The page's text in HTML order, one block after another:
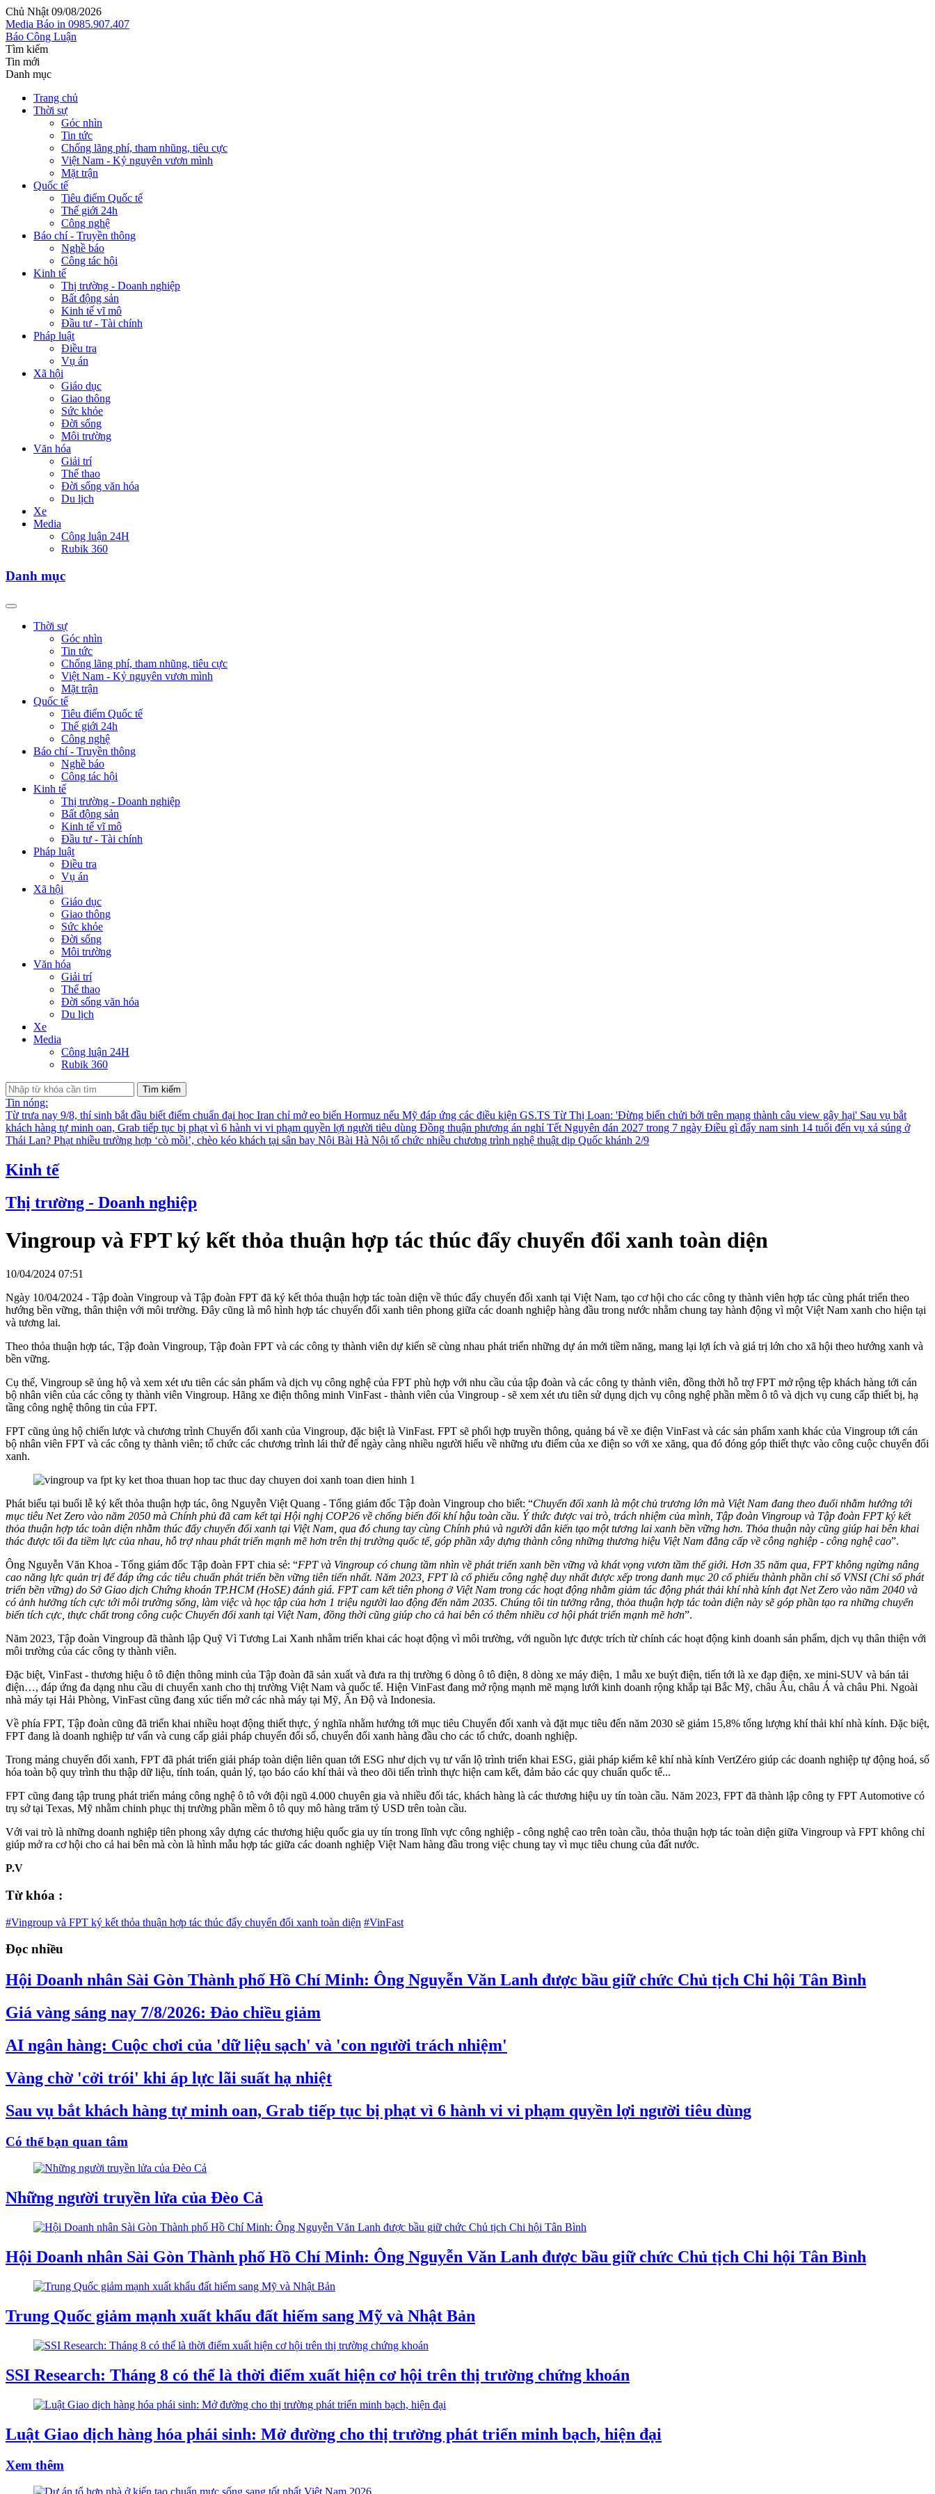
Chủ Nhật 09/08/2026
Media Báo in 0985.907.407
Báo Công Luận
Tìm kiếm
Tin mới
Danh mục
Trang chủ
Thời sự
Góc nhìn
Tin tức
Chống lãng phí, tham nhũng, tiêu cực
Việt Nam - Kỷ nguyên vươn mình
Mặt trận
Quốc tế
Tiêu điểm Quốc tế
Thế giới 24h
Công nghệ
Báo chí - Truyền thông
Nghề báo
Công tác hội
Kinh tế
Thị trường - Doanh nghiệp
Bất động sản
Kinh tế vĩ mô
Đầu tư - Tài chính
Pháp luật
Điều tra
Vụ án
Xã hội
Giáo dục
Giao thông
Sức khỏe
Đời sống
Môi trường
Văn hóa
Giải trí
Thể thao
Đời sống văn hóa
Du lịch
Xe
Media
Công luận 24H
Rubik 360
Danh mục
Thời sự
Góc nhìn
Tin tức
Chống lãng phí, tham nhũng, tiêu cực
Việt Nam - Kỷ nguyên vươn mình
Mặt trận
Quốc tế
Tiêu điểm Quốc tế
Thế giới 24h
Công nghệ
Báo chí - Truyền thông
Nghề báo
Công tác hội
Kinh tế
Thị trường - Doanh nghiệp
Bất động sản
Kinh tế vĩ mô
Đầu tư - Tài chính
Pháp luật
Điều tra
Vụ án
Xã hội
Giáo dục
Giao thông
Sức khỏe
Đời sống
Môi trường
Văn hóa
Giải trí
Thể thao
Đời sống văn hóa
Du lịch
Xe
Media
Công luận 24H
Rubik 360
Tìm kiếm
Tin nóng:
Từ trưa nay 9/8, thí sinh bắt đầu biết điểm chuẩn đại học Iran chỉ mở eo biển Hormuz nếu Mỹ đáp ứng các điều kiện GS.TS Từ Thị Loan: 'Đừng biến chửi bới trên mạng thành câu view gây hại' Sau vụ bắt
khách hàng tự minh oan, Grab tiếp tục bị phạt vì 6 hành vi vi phạm quyền lợi người tiêu dùng Đồng thuận phương án nghỉ Tết Nguyên đán 2027 trong 7 ngày Điều gì đẩy nam sinh 14 tuổi đến vụ xả súng ở
Thái Lan? Phạt nhiều trường hợp ‘cò mồi’, chèo kéo khách tại sân bay Nội Bài Hà Nội tổ chức nhiều chương trình nghệ thuật dịp Quốc khánh 2/9
Kinh tế
Thị trường - Doanh nghiệp
Vingroup và FPT ký kết thỏa thuận hợp tác thúc đẩy chuyển đổi xanh toàn diện
10/04/2024 07:51
Ngày 10/04/2024 - Tập đoàn Vingroup và Tập đoàn FPT đã ký kết thỏa thuận hợp tác toàn diện về thúc đẩy chuyển đổi xanh tại Việt Nam, tạo cơ hội cho các công ty thành viên hợp tác cùng phát triển theo
hướng bền vững, thân thiện với môi trường. Đây cũng là mô hình hợp tác chuyển đổi xanh tiên phong giữa các doanh nghiệp hàng đầu trong nước nhằm chung tay hành động vì một Việt Nam xanh cho hiện tại
và tương lai.
Theo thỏa thuận hợp tác, Tập đoàn Vingroup, Tập đoàn FPT và các công ty thành viên dự kiến sẽ cùng nhau phát triển những dự án mới tiềm năng, mang lại lợi ích và giá trị lớn cho xã hội theo hướng xanh và
bền vững.
Cụ thể, Vingroup sẽ ủng hộ và xem xét ưu tiên các sản phẩm và dịch vụ công nghệ của FPT phù hợp với nhu cầu của tập đoàn và các công ty thành viên, đồng thời hỗ trợ FPT mở rộng tệp khách hàng tới cán
bộ nhân viên của các công ty thành viên Vingroup. Hãng xe điện thông minh VinFast - thành viên của Vingroup - sẽ xem xét ưu tiên sử dụng dịch vụ công nghệ phần mềm ô tô và dịch vụ cung cấp thiết bị, hạ
tầng công nghệ thông tin của FPT.
FPT cũng ủng hộ chiến lược và chương trình Chuyển đổi xanh của Vingroup, đặc biệt là VinFast. FPT sẽ phối hợp truyền thông, quảng bá về xe điện VinFast và các sản phẩm xanh khác của Vingroup tới cán
bộ nhân viên FPT và các công ty thành viên; tổ chức các chương trình lái thử để ngày càng nhiều người hiểu về những ưu điểm của xe điện so với xe xăng, qua đó đóng góp thiết thực vào công cuộc chuyển đổi
xanh.
Phát biểu tại buổi lễ ký kết thỏa thuận hợp tác, ông Nguyễn Việt Quang - Tổng giám đốc Tập đoàn Vingroup cho biết: “Chuyển đổi xanh là một chủ trương lớn mà Việt Nam đang theo đuổi nhằm hướng tới
mục tiêu Net Zero vào năm 2050 mà Chính phủ đã cam kết tại Hội nghị COP26 về chống biến đổi khí hậu toàn cầu. Ý thức được vai trò, trách nhiệm của mình, Tập đoàn Vingroup và Tập đoàn FPT ký kết
thỏa thuận hợp tác toàn diện nhằm thúc đẩy chuyển đổi xanh tại Việt Nam, qua đó chung tay cùng Chính phủ và người dân kiến tạo một tương lai xanh bền vững hơn. Thỏa thuận này cũng giúp hai bên khai
thác được tối đa tiềm lực của nhau, hỗ trợ nhau phát triển mạnh mẽ hơn trên thị trường quốc tế, góp phần xây dựng thành công những thương hiệu Việt Nam đẳng cấp về công nghiệp - công nghệ cao”.
Ông Nguyễn Văn Khoa - Tổng giám đốc Tập đoàn FPT chia sẻ: “FPT và Vingroup có chung tầm nhìn về phát triển xanh bền vững và khát vọng vươn tầm thế giới. Hơn 35 năm qua, FPT không ngừng nâng
cao năng lực quản trị để đáp ứng các tiêu chuẩn phát triển bền vững tiên tiến nhất. Năm 2023, FPT là cổ phiếu công nghệ duy nhất được xếp trong danh mục 20 cổ phiếu thành phần chỉ số VNSI (Chỉ số phát
triển bền vững) do Sở Giao dịch Chứng khoán TP.HCM (HoSE) đánh giá. FPT cam kết tiên phong ở Việt Nam trong các hoạt động nhằm giảm tác động phát thải khí nhà kính đạt Net Zero vào năm 2040 và
có ảnh hưởng tích cực tới môi trường sống, làm việc và học tập của hơn 1 triệu người lao động đến năm 2035. Chúng tôi tin tưởng rằng, thỏa thuận hợp tác toàn diện này sẽ góp phần tạo ra những chuyển
biến tích cực, thực chất trong công cuộc Chuyển đổi xanh tại Việt Nam, đồng thời cũng giúp cho cả hai bên có thêm nhiều cơ hội phát triển mạnh mẽ hơn”.
Năm 2023, Tập đoàn Vingroup đã thành lập Quỹ Vì Tương Lai Xanh nhằm triển khai các hoạt động vì môi trường, với nguồn lực được trích từ chính các hoạt động kinh doanh sản phẩm, dịch vụ thân thiện với
môi trường của các công ty thành viên.
Đặc biệt, VinFast - thương hiệu ô tô điện thông minh của Tập đoàn đã sản xuất và đưa ra thị trường 6 dòng ô tô điện, 8 dòng xe máy điện, 1 mẫu xe buýt điện, tiến tới là xe đạp điện, xe mini-SUV và bán tải
điện…, đáp ứng đa dạng nhu cầu di chuyển xanh cho thị trường Việt Nam và quốc tế. Hiện VinFast đang mở rộng mạnh mẽ mạng lưới kinh doanh rộng khắp tại Bắc Mỹ, châu Âu, châu Á và châu Phi. Ngoài
nhà máy tại Hải Phòng, VinFast cũng đang xúc tiến mở các nhà máy tại Mỹ, Ấn Độ và Indonesia.
Về phía FPT, Tập đoàn cũng đã triển khai nhiều hoạt động thiết thực, ý nghĩa nhằm hướng tới mục tiêu Chuyển đổi xanh và đặt mục tiêu đến năm 2030 sẽ giảm 15,8% tổng lượng khí thải khí nhà kính. Đặc biệt,
FPT đang là doanh nghiệp tư vấn và cung cấp giải pháp chuyển đổi số, chuyển đổi xanh hàng đầu cho các tổ chức, doanh nghiệp.
Trong mảng chuyển đổi xanh, FPT đã phát triển giải pháp toàn diện liên quan tới ESG như dịch vụ tư vấn lộ trình triển khai ESG, giải pháp kiểm kê khí nhà kính VertZéro giúp các doanh nghiệp tự động hoá, số
hóa toàn bộ quy trình thu thập dữ liệu, tính toán, quản lý, tạo báo cáo khí thải và theo dõi tiến trình thực hiện cam kết, đảm bảo các quy chuẩn quốc tế...
FPT cũng đang tập trung phát triển mảng công nghệ ô tô với đội ngũ 4.000 chuyên gia và nhiều đối tác, khách hàng là các thương hiệu uy tín toàn cầu. Năm 2023, FPT đã thành lập công ty FPT Automotive có
trụ sở tại Texas, Mỹ nhằm chinh phục thị trường phần mềm ô tô quy mô hàng trăm tỷ USD trên toàn cầu.
Với vai trò là những doanh nghiệp tiên phong xây dựng các thương hiệu quốc gia uy tín trong lĩnh vực công nghiệp - công nghệ cao trên toàn cầu, thỏa thuận hợp tác toàn diện giữa Vingroup và FPT không chỉ
giúp mở ra cơ hội cho cả hai bên mà còn là hình mẫu hợp tác giữa các doanh nghiệp Việt Nam hàng đầu trong việc chung tay vì mục tiêu chung của đất nước.
P.V
Từ khóa :
#Vingroup và FPT ký kết thỏa thuận hợp tác thúc đẩy chuyển đổi xanh toàn diện #VinFast
Đọc nhiều
Hội Doanh nhân Sài Gòn Thành phố Hồ Chí Minh: Ông Nguyễn Văn Lanh được bầu giữ chức Chủ tịch Chi hội Tân Bình
Giá vàng sáng nay 7/8/2026: Đảo chiều giảm
AI ngân hàng: Cuộc chơi của 'dữ liệu sạch' và 'con người trách nhiệm'
Vàng chờ 'cởi trói' khi áp lực lãi suất hạ nhiệt
Sau vụ bắt khách hàng tự minh oan, Grab tiếp tục bị phạt vì 6 hành vi vi phạm quyền lợi người tiêu dùng
Có thể bạn quan tâm
Những người truyền lửa của Đèo Cả
Hội Doanh nhân Sài Gòn Thành phố Hồ Chí Minh: Ông Nguyễn Văn Lanh được bầu giữ chức Chủ tịch Chi hội Tân Bình
Trung Quốc giảm mạnh xuất khẩu đất hiếm sang Mỹ và Nhật Bản
SSI Research: Tháng 8 có thể là thời điểm xuất hiện cơ hội trên thị trường chứng khoán
Luật Giao dịch hàng hóa phái sinh: Mở đường cho thị trường phát triển minh bạch, hiện đại
Xem thêm